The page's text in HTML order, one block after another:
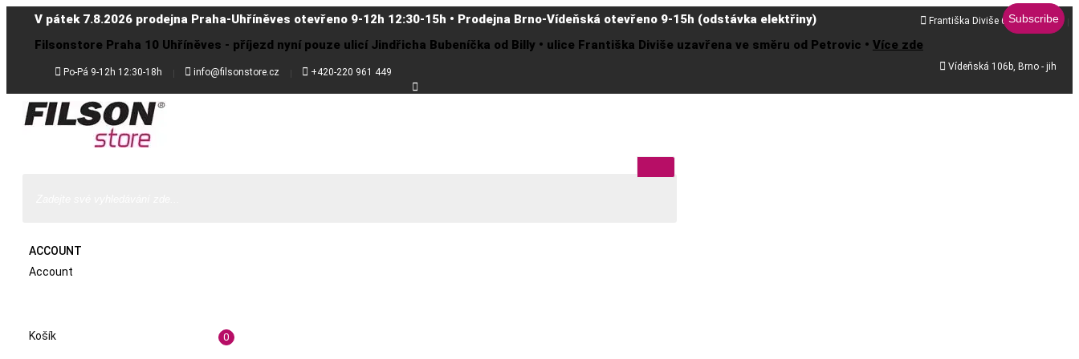
V pátek 7.8.2026 prodejna Praha-Uhříněves otevřeno 9-12h 12:30-15h • Prodejna Brno-Vídeňská otevřeno 9-15h (odstávka elektřiny)
Filsonstore Praha 10 Uhříněves - příjezd nyní pouze ulicí Jindřicha Bubeníčka od Billy • ulice Františka Diviše uzavřena ve směru od Petrovic • Více zde
 Po-Pá 9-12h 12:30-18h  info@filsonstore.cz  +420-220 961 449
 Františka Diviše 68, Praha 10
 Vídeňská 106b, Brno - jih

ACCOUNT
Account
Košík 0